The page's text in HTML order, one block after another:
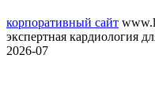
корпоративный сайт
экспертная кардиология
2026-07